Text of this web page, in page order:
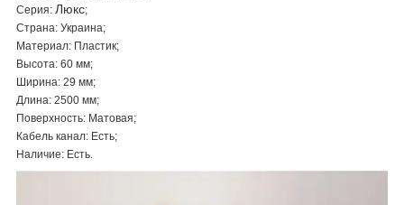
Серия: Люкс;
Страна: Украина;
Материал: Пластик;
Высота: 60 мм;
Ширина: 29 мм;
Длина: 2500 мм;
Поверхность: Матовая;
Кабель канал: Есть;
Наличие: Есть.